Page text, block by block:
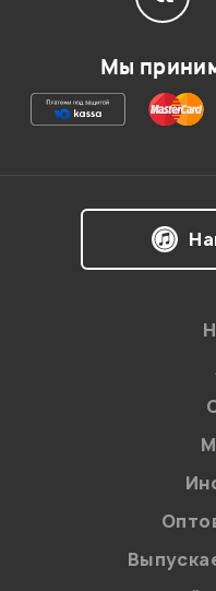
0
очень звонкий и
берите не задумываясь
Мы